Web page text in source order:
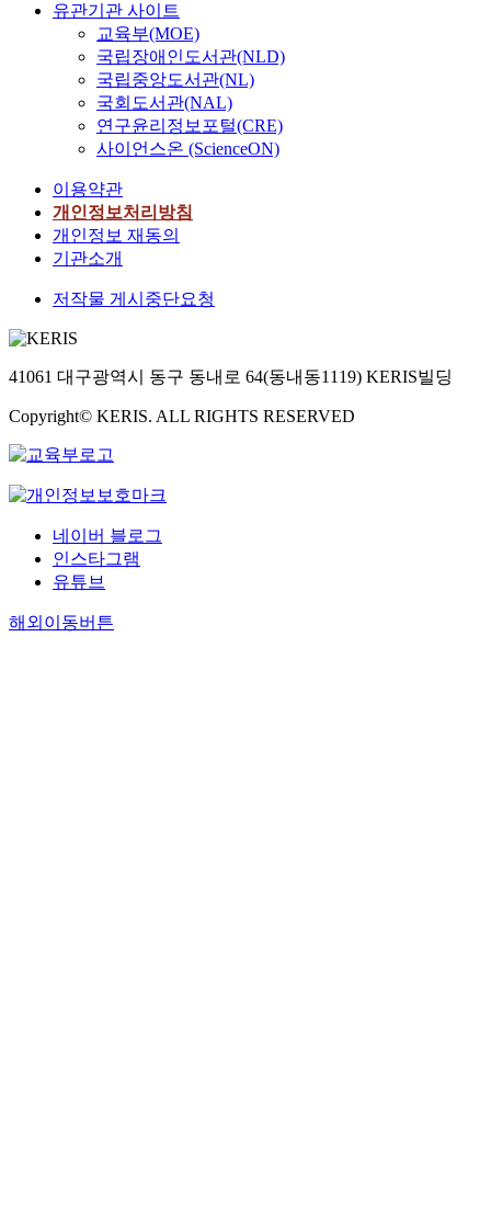
유관기관 사이트
교육부(MOE)
국립장애인도서관(NLD)
국립중앙도서관(NL)
국회도서관(NAL)
연구윤리정보포털(CRE)
사이언스온 (ScienceON)
이용약관
개인정보처리방침
개인정보 재동의
기관소개
저작물 게시중단요청
41061 대구광역시 동구 동내로 64(동내동1119) KERIS빌딩
Copyright© KERIS. ALL RIGHTS RESERVED
네이버 블로그
인스타그램
유튜브
해외이동버튼